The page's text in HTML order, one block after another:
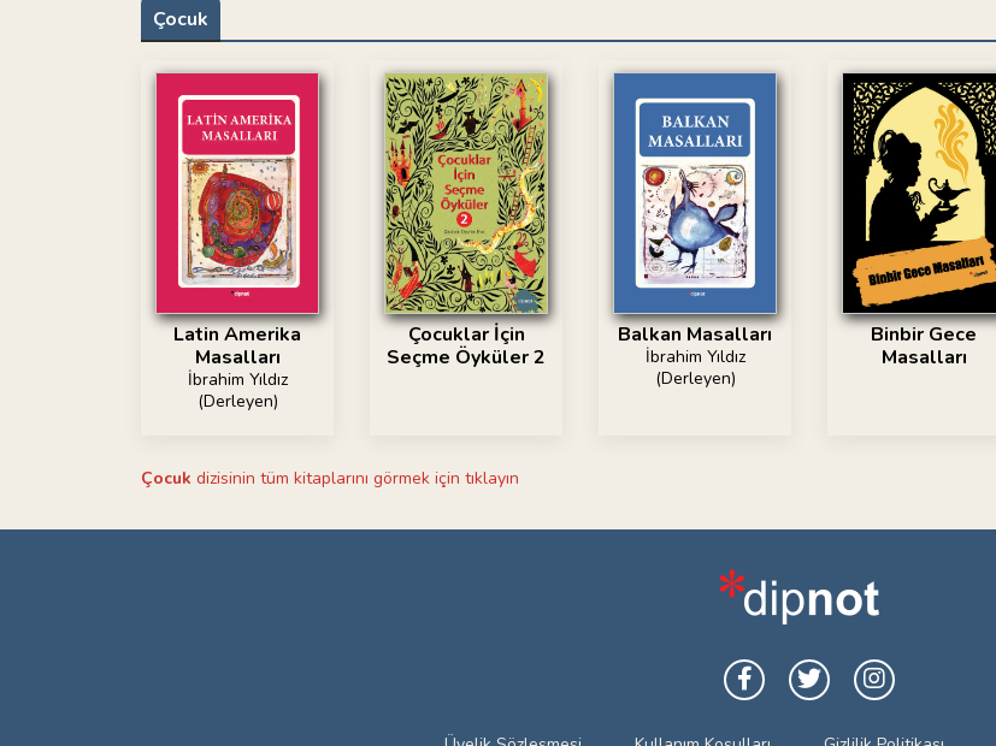
Çocuk
Latin Amerika
Masalları
İbrahim Yıldız
(Derleyen)
Çocuklar İçin
Seçme Öyküler 2
Balkan Masalları
İbrahim Yıldız
(Derleyen)
Binbir Gece
Masalları
Çocuk dizisinin tüm kitaplarını görmek için tıklayın